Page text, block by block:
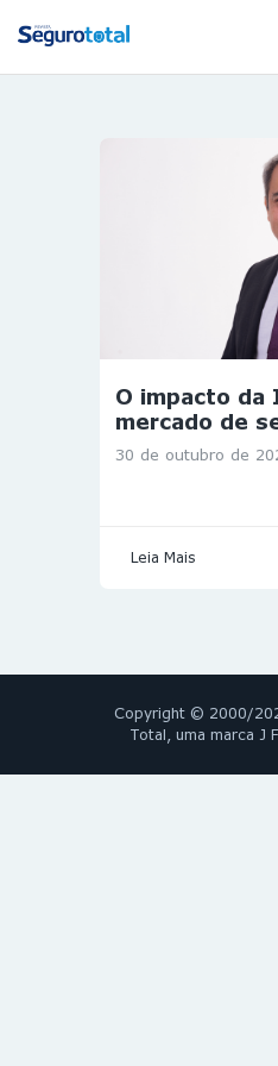
NOTÍCIAS
ESPECIAIS
GAIVOTA
ST SUMMIT
GESTORAS
HOMEST
O impacto da
mercado de
30 de outubro de
Leia Mais
Copyright © 2000/
Total, uma marca J